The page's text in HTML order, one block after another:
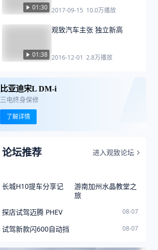
01:30 2017-09-15 10.0万播放
01:38
观致汽车主张 独立新高
2016-12-01 2.8万播放
比亚迪宋L DM-i
三电终身保修
了解详情
论坛推荐 进入观致论坛
长城H10提车分享记
游南加州水晶教堂之
旅
探店试驾迈腾 PHEV
08-07
试驾新款闪600自动挡 08-07